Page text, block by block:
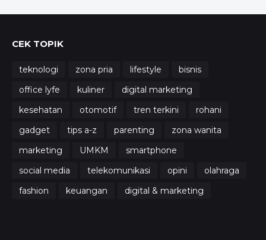
CEK TOPIK
teknologi zona pria lifestyle
bisnis
office lyfe
kuliner
digital marketing
kesehatan
otomotif tren terkini
rohani
gadget
tips a-z parenting
zona wanita
marketing
UMKM
smartphone
social media
telekomunikasi opini
olahraga
fashion
keuangan digital & marketing